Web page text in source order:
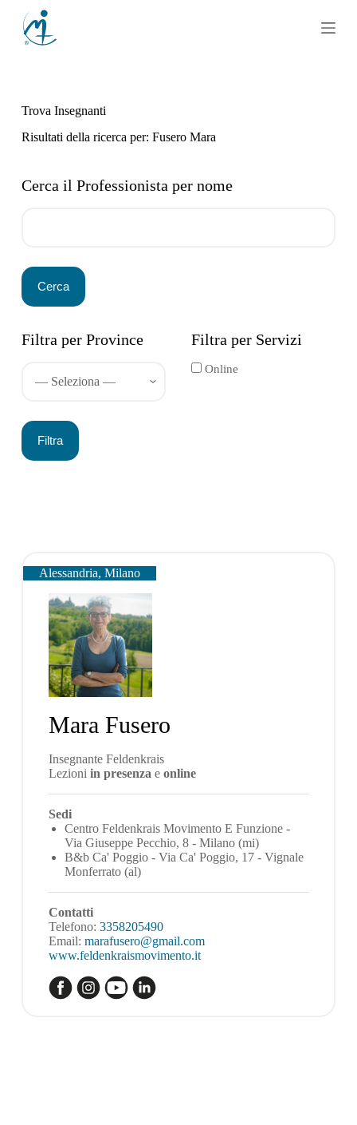
o
n
n
Trova Insegnanti
Risultati della ricerca per: Fusero Mara
Cerca il Professionista per nome
Filtra per Province Filtra per Servizi
Online
Alessandria, Milano
Mara Fusero
Insegnante Feldenkrais
Lezioni in presenza e online
Sedi
Centro Feldenkrais Movimento E Funzione -
Via Giuseppe Pecchio, 8 - Milano (mi)
B&b Ca' Poggio - Via Ca' Poggio, 17 - Vignale
Monferrato (al)
Contatti
Telefono: 3358205490
Email: marafusero@gmail.com
www.feldenkraismovimento.it